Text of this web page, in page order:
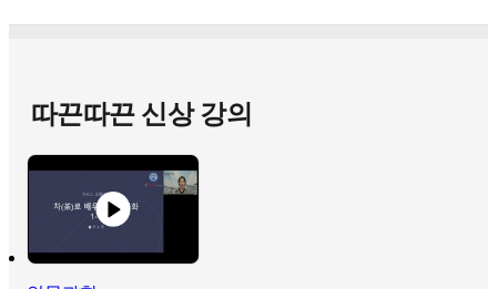
따끈따끈 신상 강의